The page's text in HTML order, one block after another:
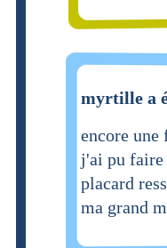
myrtille a
encore
j'ai pu
placard
ma grand